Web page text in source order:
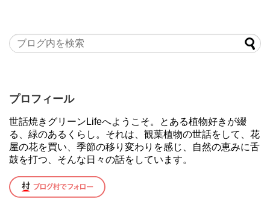
プロフィール
世話焼きグリーンLifeへようこそ。とある植物好きが綴
る、緑のあるくらし。それは、観葉植物の世話をして、花
屋の花を買い、季節の移り変わりを感じ、自然の恵みに舌
鼓を打つ、そんな日々の話をしています。